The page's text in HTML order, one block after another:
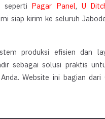
seperti Pagar Panel, U
siap kirim ke seluruh
produksi efisien dan
sebagai solusi praktis
Website ini bagian